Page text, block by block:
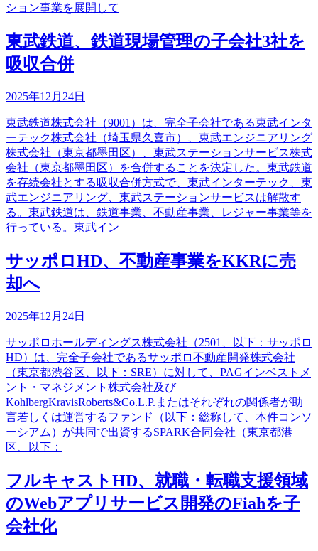
ション事業を展開して
東武鉄道、鉄道現場管理の子会社3社を
吸収合併
2025年12月24日
東武鉄道株式会社（9001）は、完全子会社である東武インタ
ーテック株式会社（埼玉県久喜市）、東武エンジニアリング
株式会社（東京都墨田区）、東武ステーションサービス株式
会社（東京都墨田区）を合併することを決定した。東武鉄道
を存続会社とする吸収合併方式で、東武インターテック、東
武エンジニアリング、東武ステーションサービスは解散す
る。東武鉄道は、鉄道事業、不動産事業、レジャー事業等を
行っている。東武イン
サッポロHD、不動産事業をKKRに売
却へ
2025年12月24日
サッポロホールディングス株式会社（2501、以下：サッポロ
HD）は、完全子会社であるサッポロ不動産開発株式会社
（東京都渋谷区、以下：SRE）に対して、PAGインベストメ
ント・マネジメント株式会社及び
KohlbergKravisRoberts&Co.L.P.またはそれぞれの関係者が助
言若しくは運営するファンド（以下：総称して、本件コンソ
ーシアム）が共同で出資するSPARK合同会社（東京都港
区、以下：
フルキャストHD、就職・転職支援領域
のWebアプリサービス開発のFiahを子
会社化